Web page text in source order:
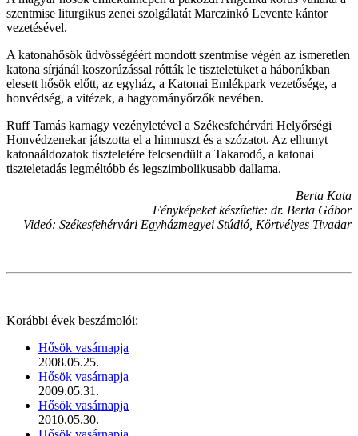
szentmise liturgikus zenei szolgálatát Marczinkó Levente kántor
vezetésével.
A katonahősök üdvösségéért mondott szentmise végén az ismeretlen
katona sírjánál koszorúzással rótták le tiszteletüket a háborúkban
elesett hősök előtt, az egyház, a Katonai Emlékpark vezetősége, a
honvédség, a vitézek, a hagyományőrzők nevében.
Ruff Tamás karnagy vezényletével a Székesfehérvári Helyőrségi
Honvédzenekar játszotta el a himnuszt és a szózatot. Az elhunyt
katonaáldozatok tiszteletére felcsendült a Takarodó, a katonai
tiszteletadás legméltóbb és legszimbolikusabb dallama.
Berta Kata
Fényképeket készítette: dr. Berta Gábor
Videó: Székesfehérvári Egyházmegyei Stúdió, Körtvélyes Tivadar
Korábbi évek beszámolói:
Hősök vasárnapja
2008.05.25.
Hősök vasárnapja
2009.05.31.
Hősök vasárnapja
2010.05.30.